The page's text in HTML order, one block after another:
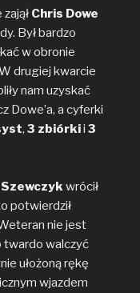
Chris Dowe
Był bardzo
w obronie
drugiej kwarcie
nam uzyskać
Dowe’a, a cyferki
, 3 zbiórkii 3
wrócił
potwierdził
nie jest
twardo walczyć
ułożoną rękę
wjazdem